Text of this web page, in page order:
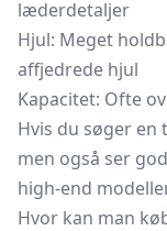
læderdetaljer
Hjul: Meget
affjedrede hjul
Kapacitet: Ofte
Hvis du søger
men også ser
high-end
Hvor kan man